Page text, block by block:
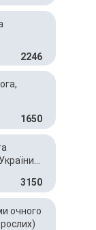
2246
1650
3150
очного